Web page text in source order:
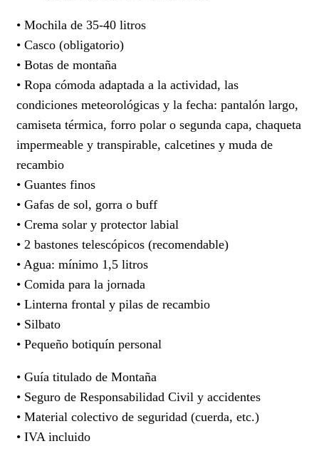
• Mochila de 35-40 litros
• Casco (obligatorio)
• Botas de montaña
• Ropa cómoda adaptada a la actividad, las
condiciones meteorológicas y la fecha: pantalón largo,
camiseta térmica, forro polar o segunda capa, chaqueta
impermeable y transpirable, calcetines y muda de
recambio
• Guantes finos
• Gafas de sol, gorra o buff
• Crema solar y protector labial
• 2 bastones telescópicos (recomendable)
• Agua: mínimo 1,5 litros
• Comida para la jornada
• Linterna frontal y pilas de recambio
• Silbato
• Pequeño botiquín personal
• Guía titulado de Montaña
• Seguro de Responsabilidad Civil y accidentes
• Material colectivo de seguridad (cuerda, etc.)
• IVA incluido